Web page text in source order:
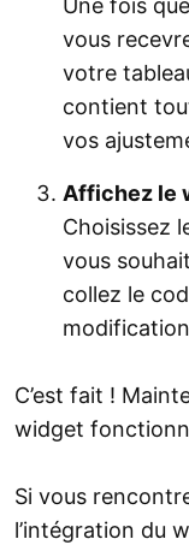
Une fois
vous
votre
contient
vos
Affichez le
Choisissez
vous
collez le
C’est fait !
widget
Si vous
l’intégration du